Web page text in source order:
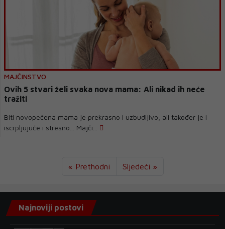
MAJČINSTVO
Ovih 5 stvari želi svaka nova mama: Ali nikad ih neće
tražiti
Biti novopečena mama je prekrasno i uzbudljivo, ali također je i
iscrpljujuće i stresno... Majči...
« Prethodni Sljedeći »
Najnoviji postovi